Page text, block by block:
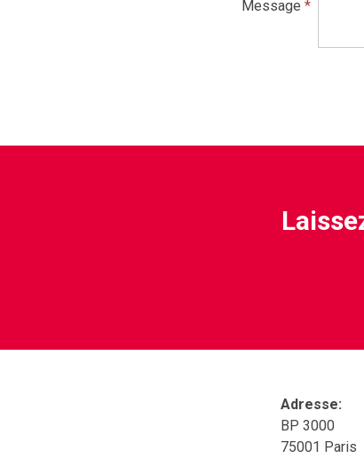
Message *
Adresse:
BP 3000
75001 Paris